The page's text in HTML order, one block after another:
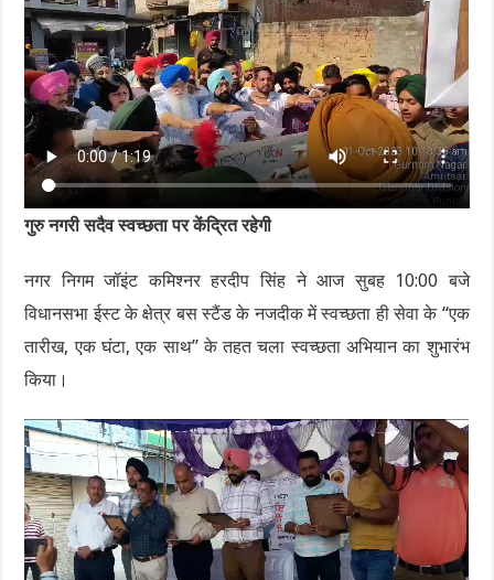
गुरु नगरी सदैव स्वच्छता पर केंद्रित रहेगी
नगर निगम जॉइंट कमिश्नर हरदीप सिंह ने आज सुबह 10:00 बजे
विधानसभा ईस्ट के क्षेत्र बस स्टैंड के नजदीक में स्वच्छता ही सेवा के “एक
तारीख, एक घंटा, एक साथ” के तहत चला स्वच्छता अभियान का शुभारंभ
किया।